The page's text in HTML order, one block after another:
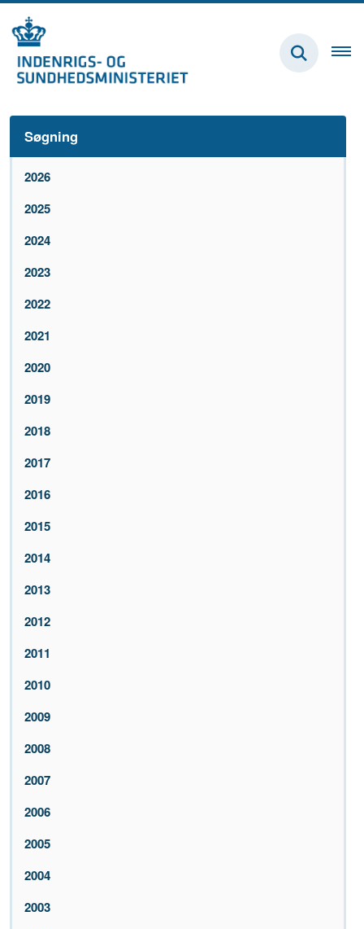
Søgning
2026
2025
2024
2023
2022
2021
2020
2019
2018
2017
2016
2015
2014
2013
2012
2011
2010
2009
2008
2007
2006
2005
2004
2003